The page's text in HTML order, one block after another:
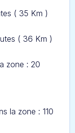
( 35 Km )
( 36 Km )
zone : 20
la zone : 110